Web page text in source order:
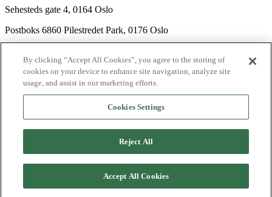
Sehesteds gate 4, 0164 Oslo
Postboks 6860 Pilestredet Park, 0176 Oslo
Nyhetsbrev
Ledige stillinger
Send inn manus
Agency
PersonvernerklæringerInformasjonskapsler
By clicking “Accept All Cookies”, you agree to the storing of
cookies on your device to enhance site navigation, analyze site
usage, and assist in our marketing efforts.
Cookies Settings
Reject All
Accept All Cookies